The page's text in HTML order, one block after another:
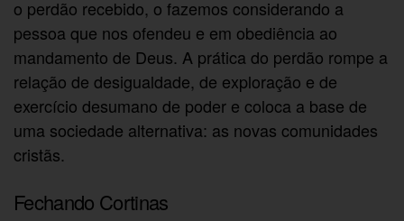
o perdão recebido, o fazemos considerando a
pessoa que nos ofendeu e em obediência ao
mandamento de Deus. A prática do perdão rompe a
relação de desigualdade, de exploração e de
exercício desumano de poder e coloca a base de
uma sociedade alternativa: as novas comunidades
cristãs.
Fechando Cortinas